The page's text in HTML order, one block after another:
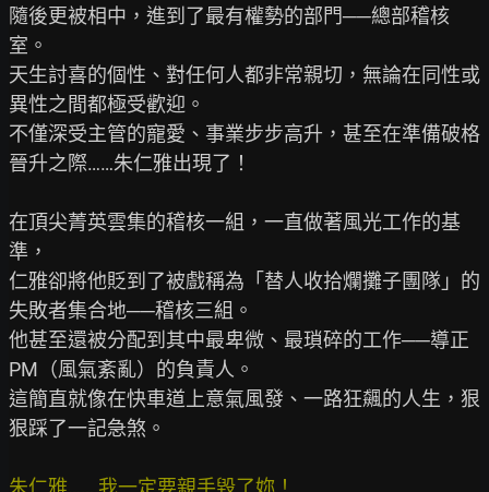
隨後更被相中，進到了最有權勢的部門──總部稽核
室。
天生討喜的個性、對任何人都非常親切，無論在同性或
異性之間都極受歡迎。
不僅深受主管的寵愛、事業步步高升，甚至在準備破格
晉升之際……朱仁雅出現了！
在頂尖菁英雲集的稽核一組，一直做著風光工作的基
準，
仁雅卻將他貶到了被戲稱為「替人收拾爛攤子團隊」的
失敗者集合地──稽核三組。
他甚至還被分配到其中最卑微、最瑣碎的工作──導正
PM（風氣紊亂）的負責人。
這簡直就像在快車道上意氣風發、一路狂飆的人生，狠
狠踩了一記急煞。
朱仁雅…… 我一定要親手毀了妳！